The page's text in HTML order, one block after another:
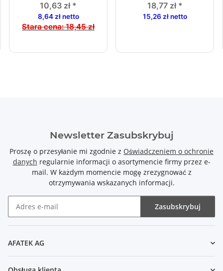
10,63 zł *
8,64 zł netto
Stara cena:18,45 zł
18,77 zł *
15,26 zł netto
Newsletter Zasubskrybuj
Proszę o przesyłanie mi zgodnie z Oświadczeniem o ochronie
danych regularnie informacji o asortymencie firmy przez e-
mail. W każdym momencie mogę zrezygnować z
otrzymywania wskazanych informacji.
Zasubskrybuj
AFATEK AG